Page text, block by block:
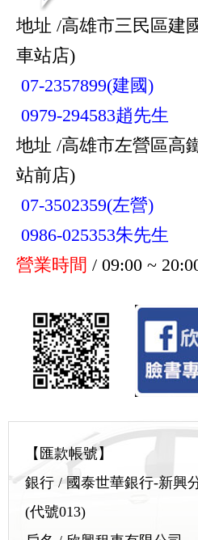
地址 /高雄市三民區建
車站店)
07-2357899(建國)
0979-294583趙先生
地址 /高雄市左營區高
站前店)
07-3502359(左營)
0986-025353朱先生
營業時間 / 09:00 ~
【匯款帳號】
銀行 / 國泰世華銀行-新興
(代號013)